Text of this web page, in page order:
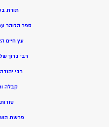
תורת
ספר הזוהר
עץ חיים
רבי ברוך
רבי
קבלה
פרשת